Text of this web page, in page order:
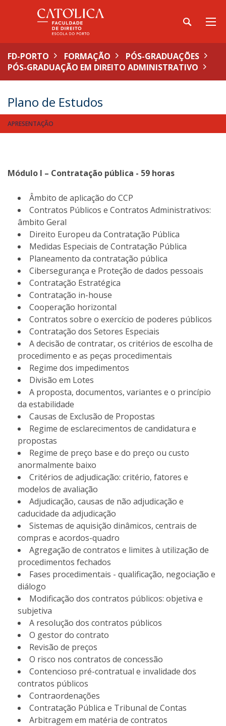
FD-PORTO FORMAÇÃO
PÓS-GRADUAÇÕES
PÓS-GRADUAÇÃO EM DIREITO ADMINISTRATIVO
Plano de Estudos
APRESENTAÇÃO
Módulo I – Contratação pública - 59 horas
Âmbito de aplicação do CCP
Contratos Públicos e Contratos Administrativos:
âmbito Geral
Direito Europeu da Contratação Pública
Medidas Especiais de Contratação Pública
Planeamento da contratação pública
Cibersegurança e Proteção de dados pessoais
Contratação Estratégica
Contratação in-house
Cooperação horizontal
Contratos sobre o exercício de poderes públicos
Contratação dos Setores Especiais
A decisão de contratar, os critérios de escolha de
procedimento e as peças procedimentais
Regime dos impedimentos
Divisão em Lotes
A proposta, documentos, variantes e o princípio
da estabilidade
Causas de Exclusão de Propostas
Regime de esclarecimentos de candidatura e
propostas
Regime de preço base e do preço ou custo
anormalmente baixo
Critérios de adjudicação: critério, fatores e
modelos de avaliação
Adjudicação, causas de não adjudicação e
caducidade da adjudicação
Sistemas de aquisição dinâmicos, centrais de
compras e acordos-quadro
Agregação de contratos e limites à utilização de
procedimentos fechados
Fases procedimentais - qualificação, negociação e
diálogo
Modificação dos contratos públicos: objetiva e
subjetiva
A resolução dos contratos públicos
O gestor do contrato
Revisão de preços
O risco nos contratos de concessão
Contencioso pré-contratual e invalidade dos
contratos públicos
Contraordenações
Contratação Pública e Tribunal de Contas
Arbitragem em matéria de contratos